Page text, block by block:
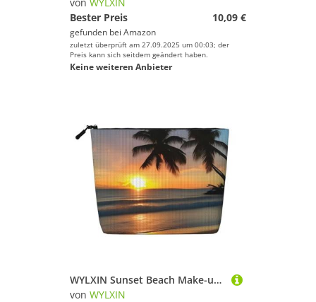
Bester Preis
10,09 €
gefunden bei Amazon
zuletzt überprüft am 27.09.2025 um 00:03; der
Preis kann sich seitdem geändert haben.
Keine weiteren Anbieter
WYLXIN Sunset Beach Make-up-Tasche aus künstlichem Hanf, umweltfreundlich und langlebig, einfaches Design, einfach Ihre Beauty-Essentials aufzubewahren, Schwarz, Einheitsgröße
von WYLXIN